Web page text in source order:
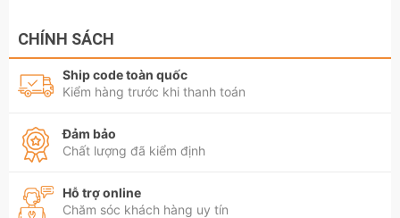
CHÍNH SÁCH
Ship code toàn quốc
Kiểm hàng trước khi thanh toán
Đảm bảo
Chất lượng đã kiểm định
Hỗ trợ online
Chăm sóc khách hàng uy tín